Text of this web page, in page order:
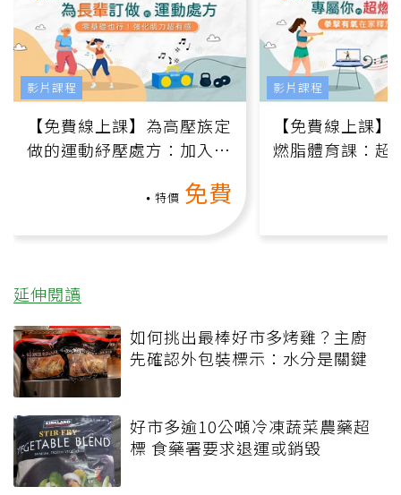
【免費線上課】為高壓族定
做的運動紓壓處方：加入行
特價 免費
影片課程
【免費線上課
燃脂體育課：超
影片課程
延伸閱讀
如何挑出最棒好市多烤雞？主廚
先確認外包裝標示：水分是關鍵
好市多逾10公噸冷凍蔬菜農藥超
標 食藥署要求退運或銷毀